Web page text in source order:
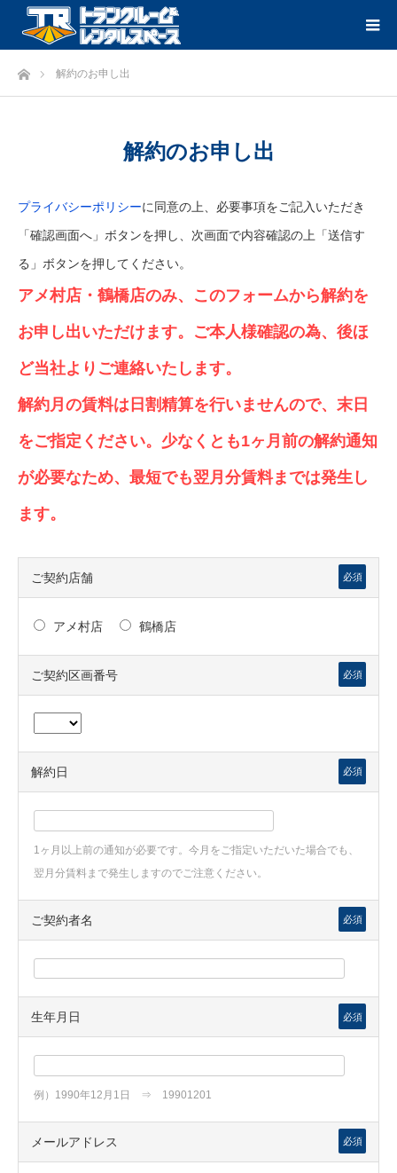
ホーム解約のお申し出
解約のお申し出
プライバシーポリシーに同意の上、必要事項をご記入いただき
「確認画面へ」ボタンを押し、次画面で内容確認の上「送信す
る」ボタンを押してください。
アメ村店・鶴橋店のみ、このフォームから解約を
お申し出いただけます。ご本人様確認の為、後ほ
ど当社よりご連絡いたします。
解約月の賃料は日割精算を行いませんので、末日
をご指定ください。少なくとも1ヶ月前の解約通知
が必要なため、最短でも翌月分賃料までは発生し
ます。
ご契約店舗 必須
アメ村店 鶴橋店
ご契約区画番号 必須
解約日 必須
1ヶ月以上前の通知が必要です。今月をご指定いただいた場合でも、
翌月分賃料まで発生しますのでご注意ください。
ご契約者名 必須
生年月日 必須
例）1990年12月1日 ⇒ 19901201
メールアドレス 必須